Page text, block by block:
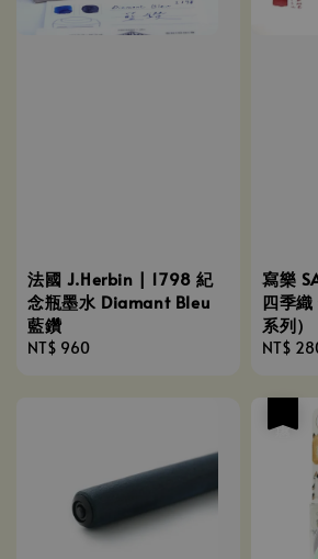
法國 J.Herbin | 1798 紀
念瓶墨水 Diamant Bleu
藍鑽
Regular
NT$ 960
寫樂
四季
系列）
Regular
NT$